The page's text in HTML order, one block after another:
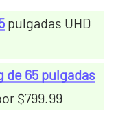
pulgadas UHD
de 65 pulgadas
$799.99